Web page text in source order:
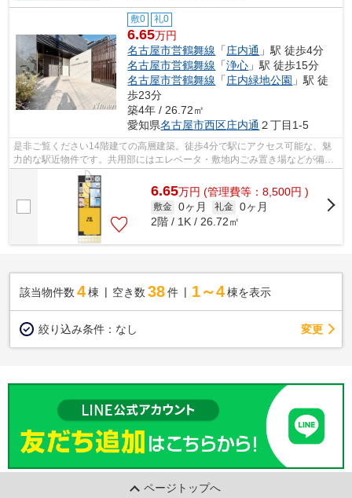
敷0 礼0
6.65万円
名古屋市営鶴舞線 「庄内通 」駅 徒歩4分
名古屋市営鶴舞線 「浄心 」駅 徒歩15分
名古屋市営鶴舞線 「庄内緑地公園 」駅 徒
歩23分
築4年 / 26.72㎡
愛知県名古屋市西区庄内通 ２丁目1-5
是非ご覧ください14階建ての高層建築。徒歩4分で駅にアクセス可能な、魅
力的な駅近物件です。共用部にはエレベータ・敷地内ごみ置き場などが備わ
っておりとても充実しています。こちら...
6.65万円 (管理費等：8,500円 )
敷金 0ヶ月 礼金 0ヶ月
2階 / 1K / 26.72㎡
該当物件数 4棟 空き数 38 件 1～4 棟を表示
絞り込み条件： なし 変更
ページトップへ